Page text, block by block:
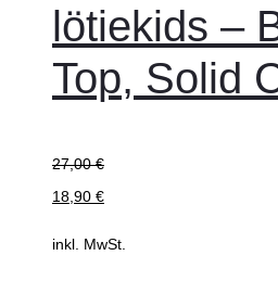
lötiekids –
Top, Solid
27,00€
18,90 €
inkl. MwSt.